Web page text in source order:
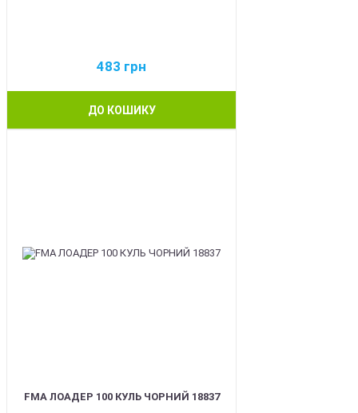
483 грн
ДО КОШИКУ
FMA ЛОАДЕР 100 КУЛЬ ЧОРНИЙ 18837